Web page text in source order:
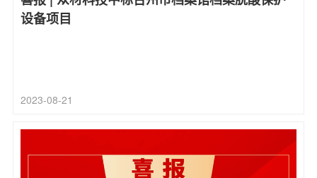
设备项目
2023-08-21